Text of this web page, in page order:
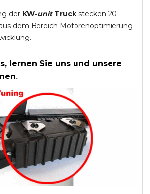
der KW-unitTruck stecken 20
dem Bereich Motorenoptimierung
lernen Sie uns und unsere